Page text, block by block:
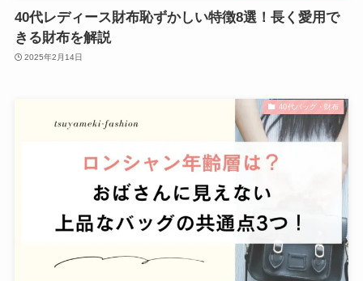
40代レディース財布恥ずかしい特徴8選！長く愛用で
きる財布を解説
2025年2月14日
40代バッグ・財布